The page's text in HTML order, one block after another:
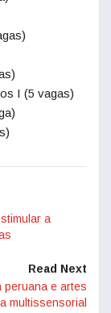
I (5 vagas)
a
Read Next
peruana e artes
multissensorial